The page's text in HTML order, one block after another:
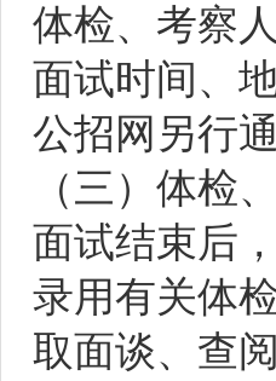
体检、考察人
面试时间、
公招网另行通
（三）体检
面试结束后
录用有关体
取面谈、查